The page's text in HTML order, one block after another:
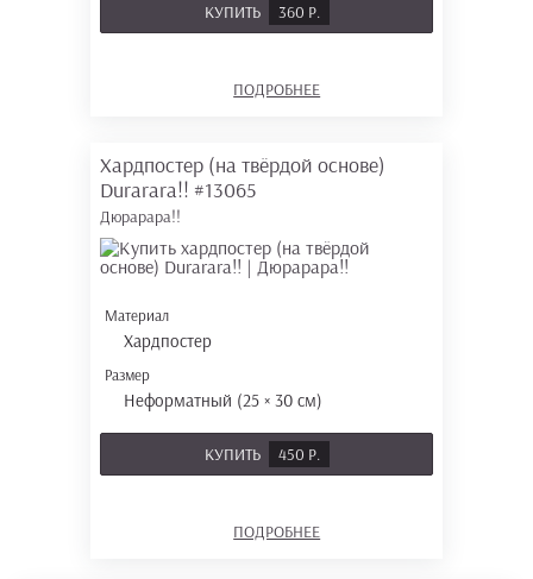
КУПИТЬ 360 Р.
ПОДРОБНЕЕ
Хардпостер (на твёрдой основе)
Durarara!! #13065
Дюрарара!!
Материал
Хардпостер
Размер
Неформатный (25 × 30 см)
КУПИТЬ 450 Р.
ПОДРОБНЕЕ